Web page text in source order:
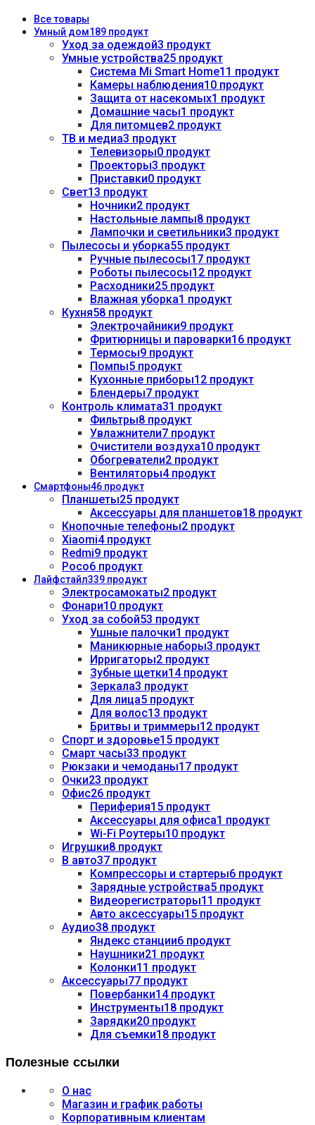
Всетовары
Умный дом189 продукт
Уход за одеждой3 продукт
Умные устройства25 продукт
Система Mi Smart Home11 продукт
Камеры наблюдения10 продукт
Защита от насекомых1 продукт
Домашние часы1 продукт
Для питомцев2 продукт
ТВ и медиа3 продукт
Телевизоры0 продукт
Проекторы3 продукт
Приставки0 продукт
Свет13 продукт
Ночники2 продукт
Настольные лампы8 продукт
Лампочки и светильники3 продукт
Пылесосы и уборка55 продукт
Ручные пылесосы17 продукт
Роботы пылесосы12 продукт
Расходники25 продукт
Влажная уборка1 продукт
Кухня58 продукт
Электрочайники9 продукт
Фритюрницы и пароварки16 продукт
Термосы9 продукт
Помпы5 продукт
Кухонные приборы12 продукт
Блендеры7 продукт
Контроль климата31 продукт
Фильтры8 продукт
Увлажнители7 продукт
Очистители воздуха10 продукт
Обогреватели2 продукт
Вентиляторы4 продукт
Смартфоны46 продукт
Планшеты25 продукт
Аксессуары для планшетов18 продукт
Кнопочные телефоны2 продукт
Xiaomi4 продукт
Redmi9 продукт
Poco6 продукт
Лайфстайл339 продукт
Электросамокаты2 продукт
Фонари10 продукт
Уход за собой53 продукт
Ушные палочки1 продукт
Маникюрные наборы3 продукт
Ирригаторы2 продукт
Зубные щетки14 продукт
Зеркала3 продукт
Для лица5 продукт
Для волос13 продукт
Бритвы и триммеры12 продукт
Спорт и здоровье15 продукт
Смарт часы33 продукт
Рюкзаки и чемоданы17 продукт
Очки23 продукт
Офис26 продукт
Периферия15 продукт
Аксессуары для офиса1 продукт
Wi-Fi Роутеры10 продукт
Игрушки8 продукт
В авто37 продукт
Компрессоры и стартеры6 продукт
Зарядные устройства5 продукт
Видеорегистраторы11 продукт
Авто аксессуары15 продукт
Аудио38 продукт
Яндекс станции6 продукт
Наушники21 продукт
Колонки11 продукт
Аксессуары77 продукт
Повербанки14 продукт
Инструменты18 продукт
Зарядки20 продукт
Для съемки18 продукт
Полезные ссылки
О нас
Магазин и график работы
Корпоративным клиентам